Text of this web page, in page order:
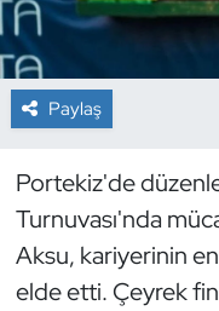
Paylaş
Portekiz'de
Turnuvası'nda
Aksu, kariyerinin
elde etti. Çeyrek
Curling
Dağcılık
Dövüş Sanatı
E-Spor